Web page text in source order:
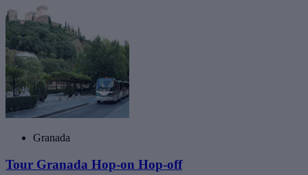
Granada
Tour Granada Hop-on Hop-off